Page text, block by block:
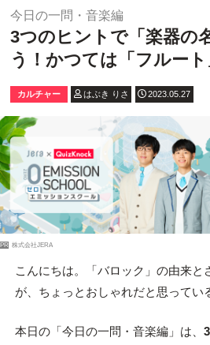
今日の一問・音楽編
3つのヒントで「楽器の
う！かつては「フルー
カルチャー はぶき りさ 2023.05.27
PR 株式会社JERA
こんにちは。「バロック」の由来と
が、ちょっとおしゃれだと思ってい
本日の「今日の一問・音楽編」は、